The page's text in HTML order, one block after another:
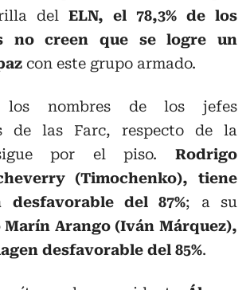
del ELN, el 78,3% de los
no creen que se logre un
con este grupo armado.
los nombres de los jefes
de las Farc, respecto de la
por el piso. Rodrigo
(Timochenko), tiene
desfavorable del 87%; a su
Marín Arango (Iván Márquez),
desfavorable del 85%.